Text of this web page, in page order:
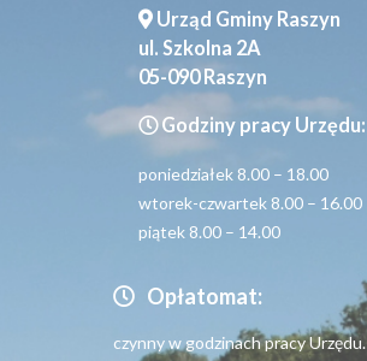
Urząd Gminy Raszyn
ul. Szkolna 2A
05-090 Raszyn
Godziny pracy Urzędu:
poniedziałek 8.00 – 18.00
wtorek-czwartek 8.00 – 16.00
piątek 8.00 – 14.00
Opłatomat:
czynny w godzinach pracy Urzędu.